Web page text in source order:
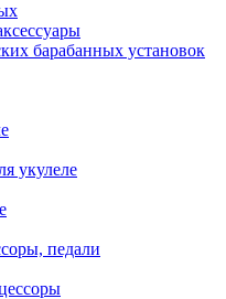
барабанных установок
укулеле
педали